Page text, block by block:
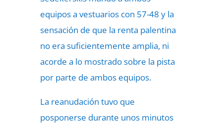
equipos a vestuarios con 57-48 y la
sensación de que la renta palentina
no era suficientemente amplia, ni
acorde a lo mostrado sobre la pista
por parte de ambos equipos.
La reanudación tuvo que
posponerse durante unos minutos